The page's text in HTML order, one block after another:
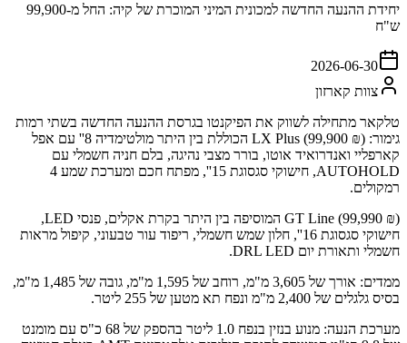
יחידת ההנעה החדשה למכונית המיני המוכרת של קיה: החל מ-99,900
ש"ח
2026-06-30
צוות קארזון
טלקאר מתחילה לשווק את הפיקנטו בגרסת ההנעה החדשה בשתי רמות
גימור: LX Plus (99,900 ₪) הכוללת בין היתר מולטימדיה 8'' עם אפל
קארפליי ואנדרואיד אוטו, בורר מצבי נהיגה, בלם חניה חשמלי עם
AUTOHOLD, חישוקי סגסוגת 15'', מפתח חכם ומערכת שמע 4
רמקולים.
GT Line (99,990 ₪) המוסיפה בין היתר בקרת אקלים, פנסי LED,
חישוקי סגסוגת 16'', חלון שמש חשמלי, ריפוד עור טבעוני, קיפול מראות
חשמלי ותאורת יום DRL LED.
ממדים: אורך של 3,605 מ"מ, רוחב של 1,595 מ"מ, גובה של 1,485 מ"מ,
בסיס גלגלים של 2,400 מ"מ ונפח תא מטען של 255 ליטר.
מערכת הנעה: מנוע בנזין בנפח 1.0 ליטר בהספק של 68 כ"ס עם מומנט